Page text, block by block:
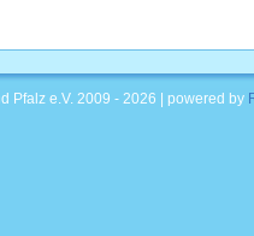
Pfalz e.V. 2009 - 2026 | powered by